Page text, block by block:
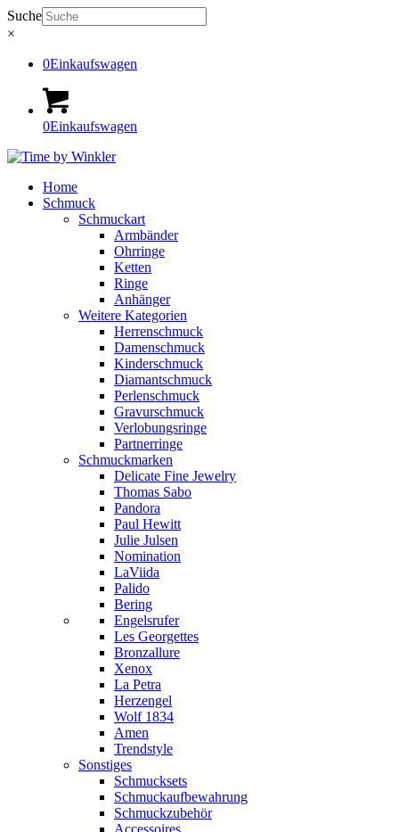
Suche
×
0Einkaufswagen
0Einkaufswagen
Home
Schmuck
Schmuckart
Armbänder
Ohrringe
Ketten
Ringe
Anhänger
Weitere Kategorien
Herrenschmuck
Damenschmuck
Kinderschmuck
Diamantschmuck
Perlenschmuck
Gravurschmuck
Verlobungsringe
Partnerringe
Schmuckmarken
Delicate Fine Jewelry
Thomas Sabo
Pandora
Paul Hewitt
Julie Julsen
Nomination
LaViida
Palido
Bering
Engelsrufer
Les Georgettes
Bronzallure
Xenox
La Petra
Herzengel
Wolf 1834
Amen
Trendstyle
Sonstiges
Schmucksets
Schmuckaufbewahrung
Schmuckzubehör
Accessoires